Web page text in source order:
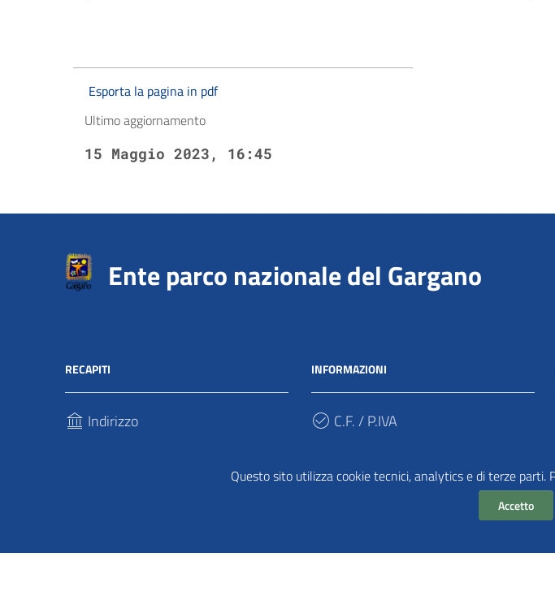
Questo sito utilizza cookie tecnici, analytics e di terze parti.
Accetto
Esporta la pagina in pdf
Ultimo aggiornamento
15 Maggio 2023, 16:45
Ente parco nazionale del Gargano
RECAPITI
Indirizzo
71037, Monte Sant'Angelo (Fg)
INFORMAZIONI
C.F. / P.IVA
Cod. Univoco